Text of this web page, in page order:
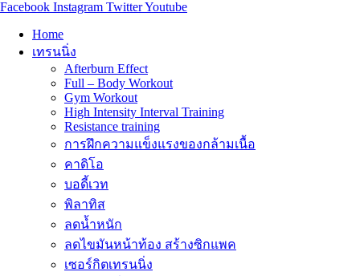
Facebook Instagram TwitterYoutube
Home
เทรนนิ่ง
Afterburn Effect
Full – Body Workout
Gym Workout
High Intensity Interval Training
Resistance training
การฝึกความแข็งแรงของกล้ามเนื้อ
คาดิโอ
บอดี้เวท
พิลาทิส
ลดน้ำหนัก
ลดไขมันหน้าท้อง สร้างซิกแพค
เซอร์กิตเทรนนิ่ง